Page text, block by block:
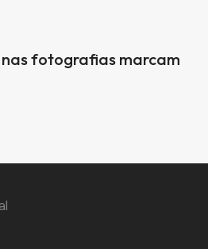
nas fotografias marcam